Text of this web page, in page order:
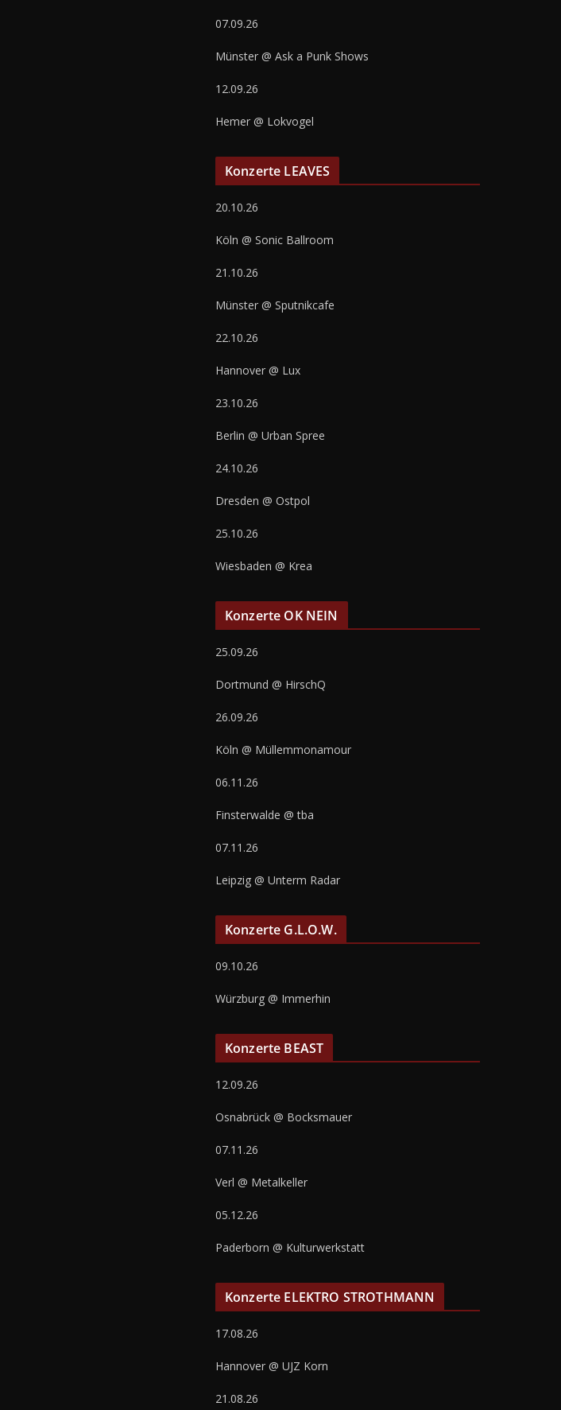
07.09.26
Münster @ Ask a Punk Shows
12.09.26
Hemer @ Lokvogel
Konzerte LEAVES
20.10.26
Köln @ Sonic Ballroom
21.10.26
Münster @ Sputnikcafe
22.10.26
Hannover @ Lux
23.10.26
Berlin @ Urban Spree
24.10.26
Dresden @ Ostpol
25.10.26
Wiesbaden @ Krea
Konzerte OK NEIN
25.09.26
Dortmund @ HirschQ
26.09.26
Köln @ Müllemmonamour
06.11.26
Finsterwalde @ tba
07.11.26
Leipzig @ Unterm Radar
Konzerte G.L.O.W.
09.10.26
Würzburg @ Immerhin
Konzerte BEAST
12.09.26
Osnabrück @ Bocksmauer
07.11.26
Verl @ Metalkeller
05.12.26
Paderborn @ Kulturwerkstatt
Konzerte ELEKTRO STROTHMANN
17.08.26
Hannover @ UJZ Korn
21.08.26